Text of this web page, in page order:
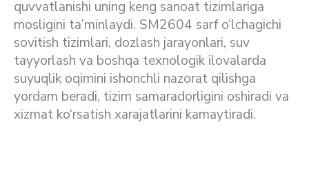
quvvatlanishi uning keng sanoat tizimlariga
mosligini ta’minlaydi. SM2604 sarf o‘lchagichi
sovitish tizimlari, dozlash jarayonlari, suv
tayyorlash va boshqa texnologik ilovalarda
suyuqlik oqimini ishonchli nazorat qilishga
yordam beradi, tizim samaradorligini oshiradi va
xizmat ko‘rsatish xarajatlarini kamaytiradi.